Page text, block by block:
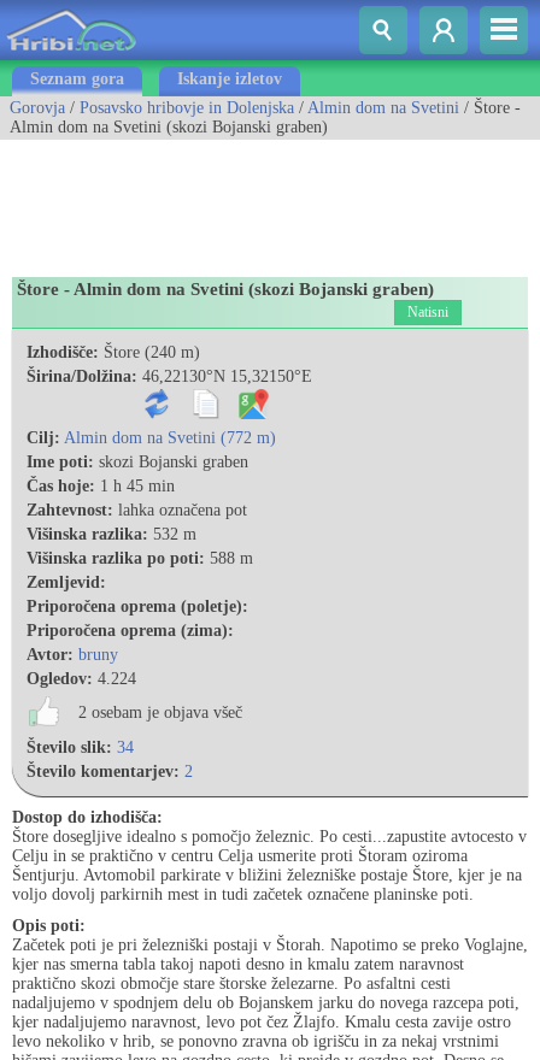
Seznam gora
Iskanje izletov
Gorovja / Posavsko hribovje in Dolenjska / Almin dom na Svetini / Štore -
Almin dom na Svetini (skozi Bojanski graben)
Štore - Almin dom na Svetini (skozi Bojanski graben)
Natisni
Izhodišče: Štore (240 m)
Širina/Dolžina: 46,22130°N 15,32150°E
Cilj: Almin dom na Svetini (772 m)
Ime poti: skozi Bojanski graben
Čas hoje: 1 h 45 min
Zahtevnost: lahka označena pot
Višinska razlika: 532 m
Višinska razlika po poti: 588 m
Zemljevid:
Priporočena oprema (poletje):
Priporočena oprema (zima):
Avtor: bruny
Ogledov: 4.224
2 osebam je objava všeč
Število slik: 34
Število komentarjev: 2
Dostop do izhodišča:
Štore dosegljive idealno s pomočjo železnic. Po cesti...zapustite avtocesto v
Celju in se praktično v centru Celja usmerite proti Štoram oziroma
Šentjurju. Avtomobil parkirate v bližini železniške postaje Štore, kjer je na
voljo dovolj parkirnih mest in tudi začetek označene planinske poti.
Opis poti:
Začetek poti je pri železniški postaji v Štorah. Napotimo se preko Voglajne,
kjer nas smerna tabla takoj napoti desno in kmalu zatem naravnost
praktično skozi območje stare štorske železarne. Po asfaltni cesti
nadaljujemo v spodnjem delu ob Bojanskem jarku do novega razcepa poti,
kjer nadaljujemo naravnost, levo pot čez Žlajfo. Kmalu cesta zavije ostro
levo nekoliko v hrib, se ponovno zravna ob igrišču in za nekaj vrstnimi